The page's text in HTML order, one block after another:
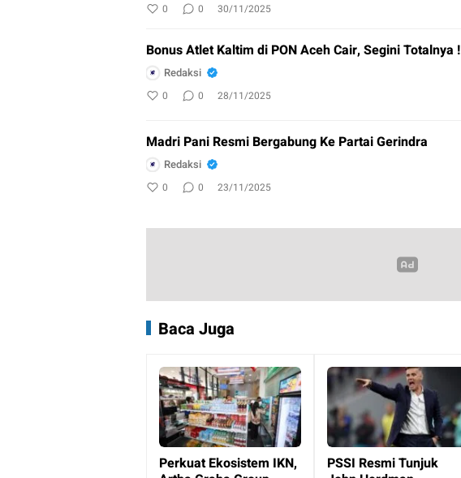
0 0 30/11/2025
Bonus Atlet Kaltim di PON Aceh Cair, Segini Totalnya !
Redaksi
0 0 28/11/2025
Madri Pani Resmi Bergabung Ke Partai Gerindra
Redaksi
0 0 23/11/2025
Baca Juga
Perkuat Ekosistem IKN,
PSSI Resmi Tunjuk